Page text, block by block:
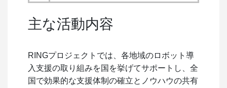
主な活動内容
RINGプロジェクトでは、各地域のロボット導
入支援の取り組みを国を挙げてサポートし、全
国で効果的な支援体制の確立とノウハウの共有